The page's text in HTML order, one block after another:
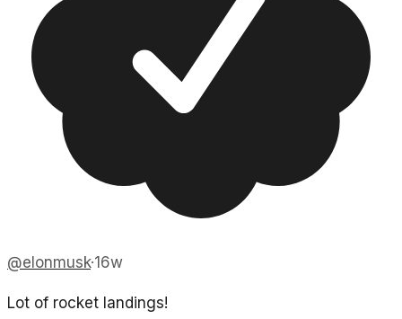
@elonmusk·16w
Lot of rocket landings!